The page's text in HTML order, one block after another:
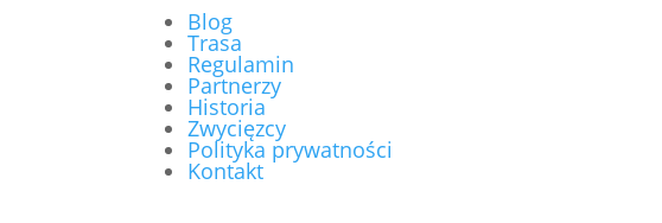
Blog
Trasa
Regulamin
Partnerzy
Historia
Zwycięzcy
Polityka prywatności
Kontakt